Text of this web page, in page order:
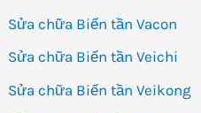
Sửa chữa Biến tần Vacon
Sửa chữa Biến tần Veichi
Sửa chữa Biến tần Veikong